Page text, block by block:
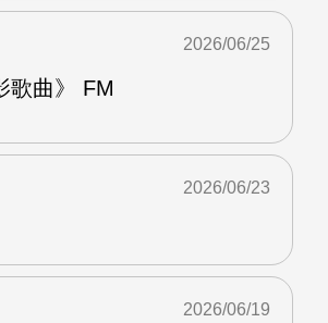
歌曲》 FM
2026/06/25
2026/06/23
2026/06/19